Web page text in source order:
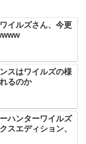
験版を配信
割、ディスク市場縮小の
って感じの水着のマネ、
ちゃんみたいなのばっ
イルズさん、今更
スはワイルズの様
るのか
ハンターワイルズ
スエディション、